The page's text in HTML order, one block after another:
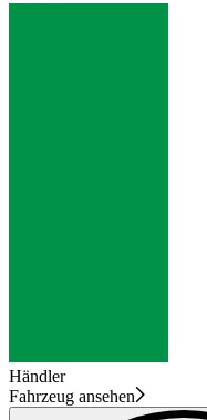
Händler
Fahrzeug ansehen